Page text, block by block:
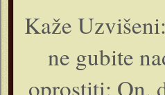
Kaže
ne gubite
oprostiti; On,